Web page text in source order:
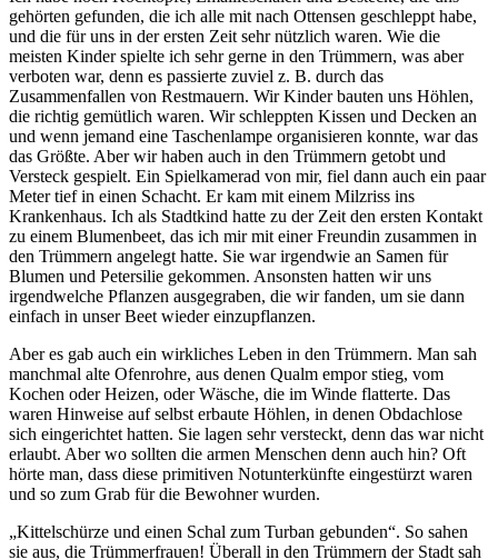
gehörten gefunden, die ich alle mit nach Ottensen geschleppt habe,
und die für uns in der ersten Zeit sehr nützlich waren. Wie die
meisten Kinder spielte ich sehr gerne in den Trümmern, was aber
verboten war, denn es passierte zuviel z. B. durch das
Zusammenfallen von Restmauern. Wir Kinder bauten uns Höhlen,
die richtig gemütlich waren. Wir schleppten Kissen und Decken an
und wenn jemand eine Taschenlampe organisieren konnte, war das
das Größte. Aber wir haben auch in den Trümmern getobt und
Versteck gespielt. Ein Spielkamerad von mir, fiel dann auch ein paar
Meter tief in einen Schacht. Er kam mit einem Milzriss ins
Krankenhaus. Ich als Stadtkind hatte zu der Zeit den ersten Kontakt
zu einem Blumenbeet, das ich mir mit einer Freundin zusammen in
den Trümmern angelegt hatte. Sie war irgendwie an Samen für
Blumen und Petersilie gekommen. Ansonsten hatten wir uns
irgendwelche Pflanzen ausgegraben, die wir fanden, um sie dann
einfach in unser Beet wieder einzupflanzen.
Aber es gab auch ein wirkliches Leben in den Trümmern. Man sah
manchmal alte Ofenrohre, aus denen Qualm empor stieg, vom
Kochen oder Heizen, oder Wäsche, die im Winde flatterte. Das
waren Hinweise auf selbst erbaute Höhlen, in denen Obdachlose
sich eingerichtet hatten. Sie lagen sehr versteckt, denn das war nicht
erlaubt. Aber wo sollten die armen Menschen denn auch hin? Oft
hörte man, dass diese primitiven Notunterkünfte eingestürzt waren
und so zum Grab für die Bewohner wurden.
Kittelschürze und einen Schal zum Turban gebunden . So sahen
sie aus, die Trümmerfrauen! Überall in den Trümmern der Stadt sah